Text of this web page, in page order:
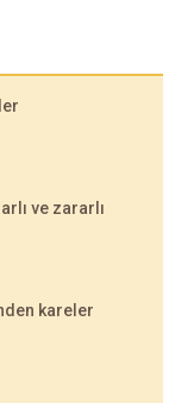
ve zararlı
kareler